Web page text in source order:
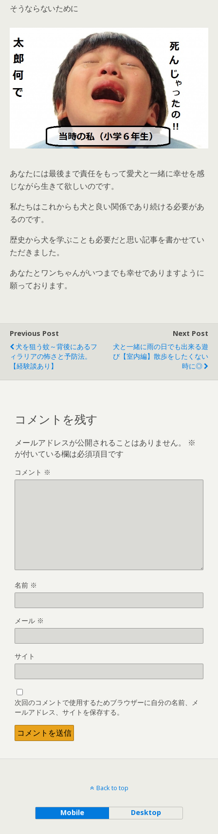
そうならないために
あなたには最後まで責任をもって愛犬と一緒に幸せを感
じながら生きて欲しいのです。
私たちはこれからも犬と良い関係であり続ける必要があ
るのです。
歴史から犬を学ぶことも必要だと思い記事を書かせてい
ただきました。
あなたとワンちゃんがいつまでも幸せでありますように
願っております。
Previous Post
犬を狙う蚊～背後にあるフ
ィラリアの怖さと予防法。
【経験談あり】
Next Post
犬と一緒に雨の日でも出来る遊
び【室内編】散歩をしたくない
時に◎
コメントを残す
メールアドレスが公開されることはありません。
※
が付いている欄は必須項目です
コメント ※
名前 ※
メール ※
サイト
次回のコメントで使用するためブラウザーに自分の名前、メ
ールアドレス、サイトを保存する。
Back to top
Mobile Desktop